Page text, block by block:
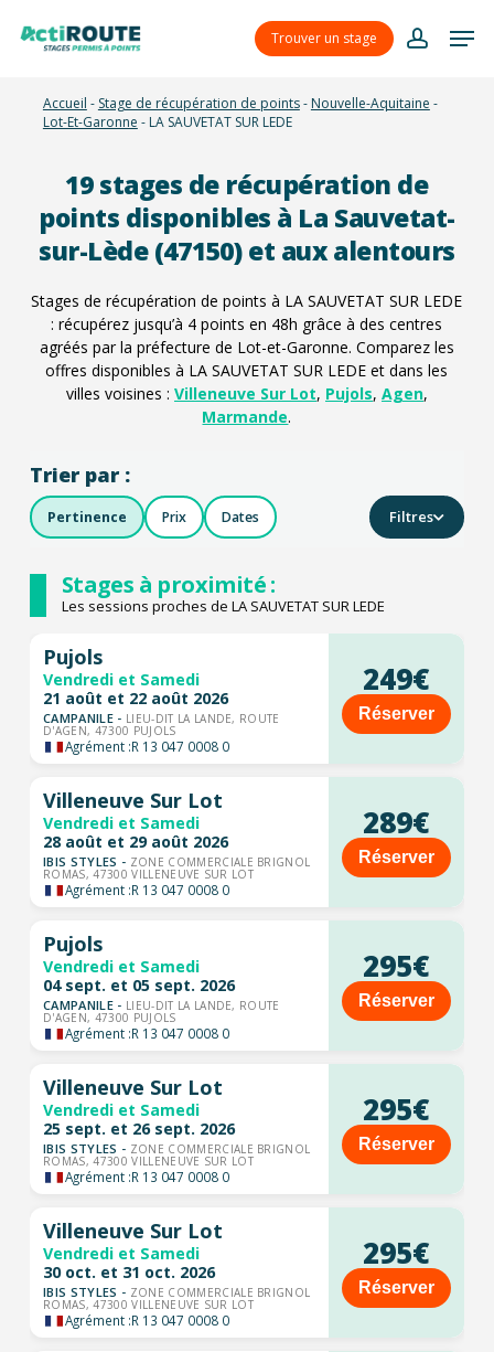
Trouver un stage
account
Accueil - Stage de récupération de points- Nouvelle-Aquitaine -
Lot-Et-Garonne - LA SAUVETAT SUR LEDE
19stages de récupération de
points disponibles à La Sauvetat-
sur-Lède (47150) et aux alentours
Stages de récupération de points à LA SAUVETAT SUR LEDE
: récupérez jusqu’à 4 points en 48h grâce à des centres
agréés par la préfecture de Lot-et-Garonne. Comparez les
offres disponibles à LA SAUVETAT SUR LEDE et dans les
villes voisines : Villeneuve Sur Lot, Pujols, Agen,
Marmande.
Trier par :
Pertinence Prix Dates Filtres
Stages à proximité :
Les sessions proches de LA SAUVETAT SUR LEDE
Pujols
Vendredi et Samedi
21 août et 22 août 2026
CAMPANILE - LIEU-DIT LA LANDE, ROUTE
D'AGEN, 47300 PUJOLS
Agrément :R 13 047 0008 0
249€
Réserver
Villeneuve Sur Lot
Vendredi et Samedi
28 août et 29 août 2026
IBIS STYLES - ZONE COMMERCIALE BRIGNOL
ROMAS, 47300 VILLENEUVE SUR LOT
Agrément :R 13 047 0008 0
289€
Réserver
Pujols
Vendredi et Samedi
04 sept. et 05 sept. 2026
CAMPANILE - LIEU-DIT LA LANDE, ROUTE
D'AGEN, 47300 PUJOLS
Agrément :R 13 047 0008 0
295€
Réserver
Villeneuve Sur Lot
Vendredi et Samedi
25 sept. et 26 sept. 2026
IBIS STYLES - ZONE COMMERCIALE BRIGNOL
ROMAS, 47300 VILLENEUVE SUR LOT
Agrément :R 13 047 0008 0
295€
Réserver
Villeneuve Sur Lot
Vendredi et Samedi
30 oct. et 31 oct. 2026
IBIS STYLES - ZONE COMMERCIALE BRIGNOL
ROMAS, 47300 VILLENEUVE SUR LOT
Agrément :R 13 047 0008 0
295€
Réserver